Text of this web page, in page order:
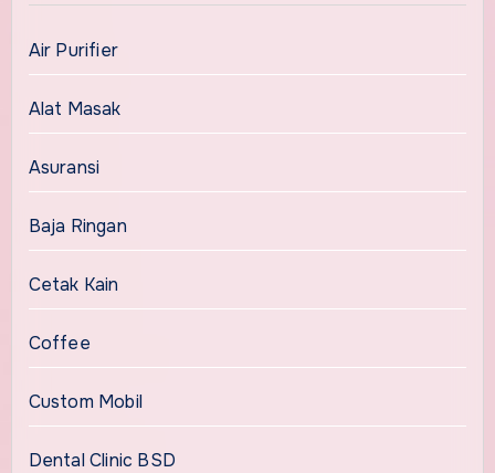
Air Purifier
Alat Masak
Asuransi
Baja Ringan
Cetak Kain
Coffee
Custom Mobil
Dental Clinic BSD